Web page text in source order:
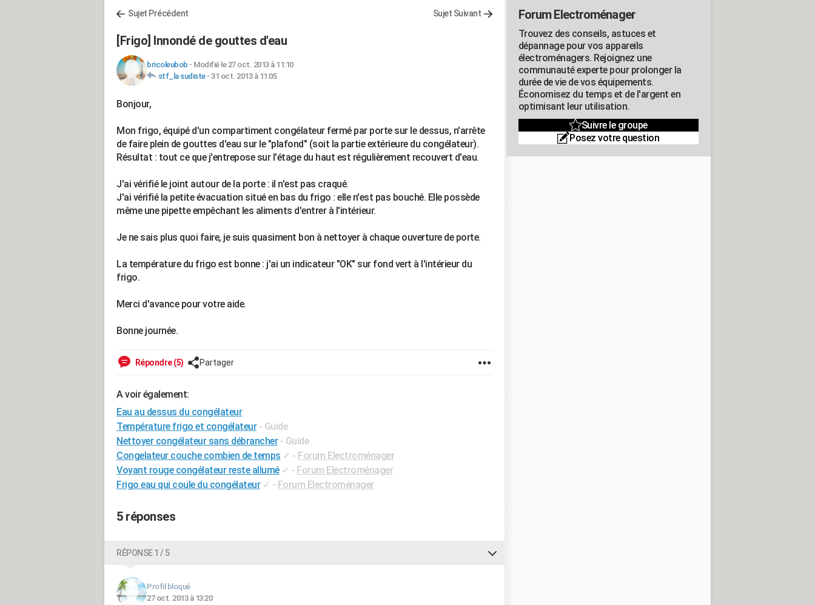
Sujet Précédent Sujet Suivant
[Frigo] Innondé de gouttes d'eau
bricoleubob - Modifié le 27 oct. 2013 à 11:10
stf_la sudiste- 31 oct. 2013 à 11:05
Bonjour,
Mon frigo, équipé d'un compartiment congélateur fermé par porte sur le dessus, n'arrête
de faire plein de gouttes d'eau sur le "plafond" (soit la partie extérieure du congélateur).
Résultat : tout ce que j'entrepose sur l'étage du haut est régulièrement recouvert d'eau.
J'ai vérifié le joint autour de la porte : il n'est pas craqué.
J'ai vérifié la petite évacuation situé en bas du frigo : elle n'est pas bouché. Elle possède
même une pipette empêchant les aliments d'entrer à l'intérieur.
Je ne sais plus quoi faire, je suis quasiment bon à nettoyer à chaque ouverture de porte.
La température du frigo est bonne : j'ai un indicateur "OK" sur fond vert à l'intérieur du
frigo.
Merci d'avance pour votre aide.
Bonne journée.
Répondre (5) Partager
A voir également:
Eau au dessus du congélateur
Température frigo et congélateur - Guide
Nettoyer congélateur sans débrancher - Guide
Congelateur couche combien de temps ✓ - Forum Electroménager
Voyant rouge congélateur reste allumé ✓ - Forum Electroménager
Frigo eau qui coule du congélateur ✓ - Forum Electroménager
5 réponses
RÉPONSE 1 / 5
Profil bloqué
27 oct. 2013 à 13:20
Forum Electroménager
Trouvez des conseils, astuces et
dépannage pour vos appareils
électroménagers. Rejoignez une
communauté experte pour prolonger la
durée de vie de vos équipements.
Économisez du temps et de l'argent en
optimisant leur utilisation.
Suivre le groupe
Posez votre question